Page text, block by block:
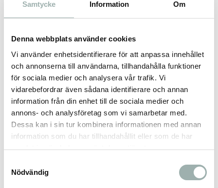
Samtycke Information Om
Denna webbplats använder cookies
Vi använder enhetsidentifierare för att anpassa innehållet
och annonserna till användarna, tillhandahålla funktioner
för sociala medier och analysera vår trafik. Vi
vidarebefordrar även sådana identifierare och annan
information från din enhet till de sociala medier och
annons- och analysföretag som vi samarbetar med.
Dessa kan i sin tur kombinera informationen med annan
information som du har tillhandahållit eller som de har
samlat in när du har använt deras tjänster.
Nödvändig
återvunnet material. Green Bone tillverkas av EPI-plast
som bryts ner inom endast 24 månader. Denna kartong
innehåller 21 rullar med 315 bajspåsar med en frisk doft
av vild lavendel
Omdömen
Du